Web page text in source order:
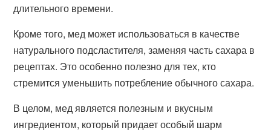
длительного времени.
Кроме того, мед может использоваться в качестве
натурального подсластителя, заменяя часть сахара в
рецептах. Это особенно полезно для тех, кто
стремится уменьшить потребление обычного сахара.
В целом, мед является полезным и вкусным
ингредиентом, который придает особый шарм